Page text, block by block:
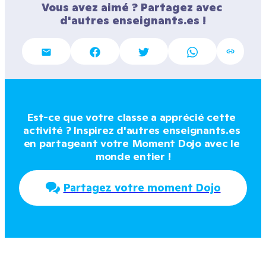
Vous avez aimé ? Partagez avec
d'autres enseignants.es !
Est-ce que votre classe a apprécié cette
activité ? Inspirez d'autres enseignants.es
en partageant votre Moment Dojo avec le
monde entier !
Partagez votre moment Dojo